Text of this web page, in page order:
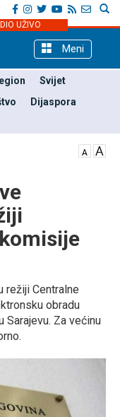
UŽIVO
Meni
Svijet
Dijaspora
režiji Centralne
obradu
Sarajevu. Za većinu